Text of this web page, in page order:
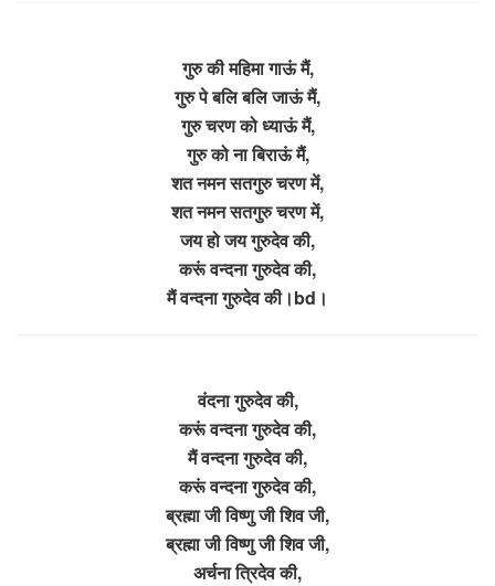
गुरु की महिमा गाऊं मैं,
गुरु पे बलि बलि जाऊं मैं,
गुरु चरण को ध्याऊं मैं,
गुरु को ना बिराऊं मैं,
शत नमन सतगुरु चरण में,
शत नमन सतगुरु चरण में,
जय हो जय गुरुदेव की,
करूं वन्दना गुरुदेव की,
मैं वन्दना गुरुदेव की।bd।
वंदना गुरुदेव की,
करूं वन्दना गुरुदेव की,
मैं वन्दना गुरुदेव की,
करूं वन्दना गुरुदेव की,
ब्रह्मा जी विष्णु जी शिव जी,
ब्रह्मा जी विष्णु जी शिव जी,
अर्चना त्रिदेव की,